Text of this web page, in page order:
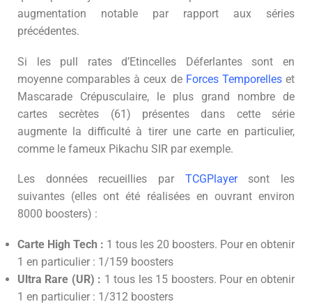
augmentation notable par rapport aux séries
précédentes.
Si les pull rates d’Etincelles Déferlantes sont en
moyenne comparables à ceux de Forces Temporelleset
Mascarade Crépusculaire, le plus grand nombre de
cartes secrètes (61) présentes dans cette série
augmente la difficulté à tirer une carte en particulier,
comme le fameux Pikachu SIR par exemple.
Les données recueillies par TCGPlayersont les
suivantes (elles ont été réalisées en ouvrant environ
8000 boosters) :
Carte High Tech : 1 tous les 20 boosters. Pour en obtenir
1 en particulier : 1/159 boosters
Ultra Rare (UR) : 1 tous les 15 boosters. Pour en obtenir
1 en particulier : 1/312 boosters